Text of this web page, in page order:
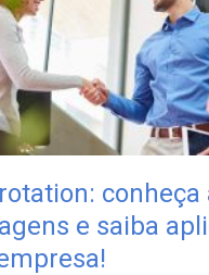
conheça
e saiba